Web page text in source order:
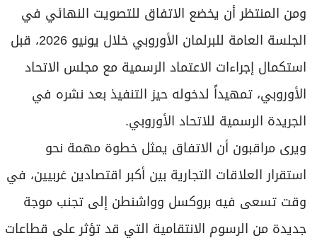
ومن المنتظر أن يخضع الاتفاق للتصويت النهائي في
الجلسة العامة للبرلمان الأوروبي خلال يونيو 2026، قبل
استكمال إجراءات الاعتماد الرسمية مع مجلس الاتحاد
الأوروبي، تمهيداً لدخوله حيز التنفيذ بعد نشره في
الجريدة الرسمية للاتحاد الأوروبي.
ويرى مراقبون أن الاتفاق يمثل خطوة مهمة نحو
استقرار العلاقات التجارية بين أكبر اقتصادين غربيين، في
وقت تسعى فيه بروكسل وواشنطن إلى تجنب موجة
جديدة من الرسوم الانتقامية التي قد تؤثر على قطاعات